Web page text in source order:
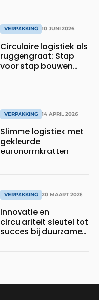
VERPAKKING 10 JUNI 2026
Circulaire logistiek als
ruggengraat: Stap
voor stap bouwen
VERPAKKING 14 APRIL 2026
Slimme logistiek met
gekleurde
euronormkratten
VERPAKKING 20 MAART 2026
Innovatie en
circulariteit sleutel tot
succes bij duurzame